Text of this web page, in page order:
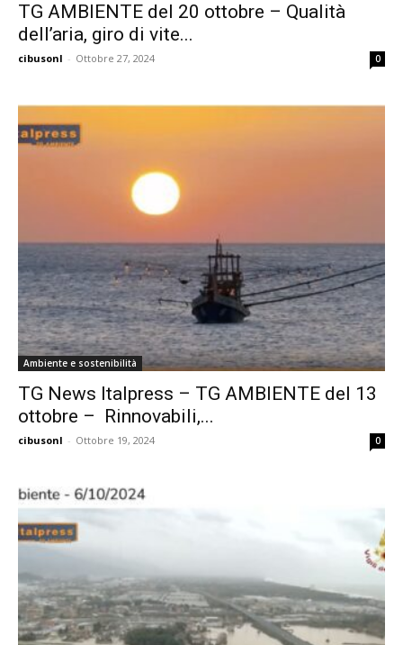
TG AMBIENTE del 20 ottobre – Qualità
dell’aria, giro di vite...
cibusonl - Ottobre 27, 2024 0
Ambiente e sostenibilità
TG News Italpress – TG AMBIENTE del 13
ottobre – Rinnovabili,...
cibusonl - Ottobre 19, 2024 0